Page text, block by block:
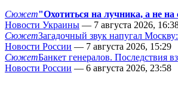
Сюжет"Охотиться на лучника, а не
Новости Украины — 7 августа 2026,
СюжетЗагадочный звук напугал
Новости России — 7 августа 2026, 15:29
СюжетБанкет генералов. Последствия
Новости России — 6 августа 2026, 23:58